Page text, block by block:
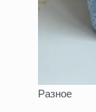
Разное